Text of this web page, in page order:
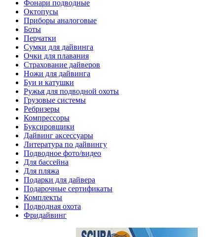
Фонари подводные
Октопусы
Приборы аналоговые
Боты
Перчатки
Сумки для дайвинга
Очки для плавания
Страхование дайверов
Ножи для дайвинга
Буи и катушки
Ружья для подводной охоты
Грузовые системы
Ребризеры
Компрессоры
Буксировщики
Дайвинг аксессуары
Литература по дайвингу
Подводное фото/видео
Для бассейна
Для пляжа
Подарки для дайвера
Подарочные сертификаты
Комплекты
Подводная охота
Фридайвинг